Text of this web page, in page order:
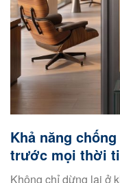
Khả năng
trước mọi thời
Không chỉ dừng lại ở